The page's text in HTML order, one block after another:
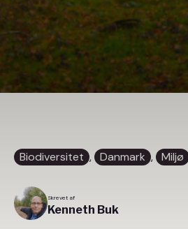
Biodiversitet , Danmark , Miljø
Skrevet af
Kenneth Buk